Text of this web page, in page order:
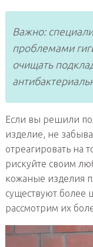
Важно:
проблемами
очищать
Если вы решили
изделие, не
отреагировать на
рискуйте своим
кожаные изделия
существуют более
рассмотрим их